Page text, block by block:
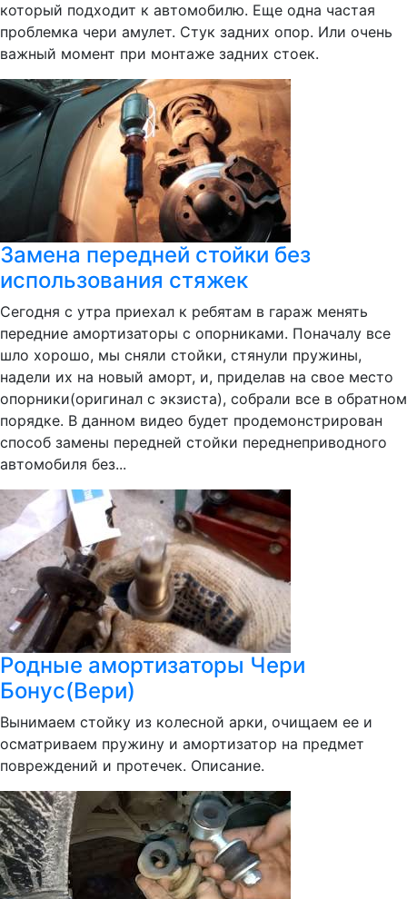
который подходит к автомобилю. Еще одна частая
проблемка чери амулет. Стук задних опор. Или очень
важный момент при монтаже задних стоек.
Замена передней стойки без
использования стяжек
Сегодня с утра приехал к ребятам в гараж менять
передние амортизаторы с опорниками. Поначалу все
шло хорошо, мы сняли стойки, стянули пружины,
надели их на новый аморт, и, приделав на свое место
опорники(оригинал с экзиста), собрали все в обратном
порядке. В данном видео будет продемонстрирован
способ замены передней стойки переднеприводного
автомобиля без...
Родные амортизаторы Чери
Бонус(Вери)
Вынимаем стойку из колесной арки, очищаем ее и
осматриваем пружину и амортизатор на предмет
повреждений и протечек. Описание.